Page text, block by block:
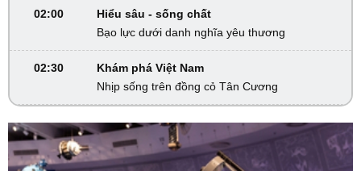
02:00
Hiểu sâu - sống chất
Bạo lực dưới danh nghĩa yêu thương
02:30
Khám phá Việt Nam
Nhịp sống trên đồng cỏ Tân Cương
02:45
VTV Sống khỏe
Đừng để bữa ăn trở thành mối lo